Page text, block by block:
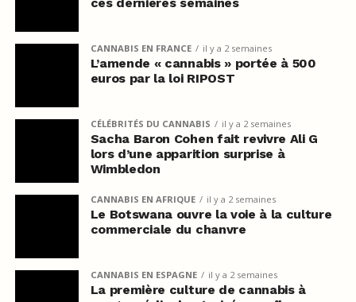
CANNABIS EN FRANCE il y a 2 semaines
L’amende « cannabis » portée à 500
euros par la loi RIPOST
CÉLÉBRITÉS DU CANNABIS il y a 2 semaines
Sacha Baron Cohen fait revivre Ali G
lors d’une apparition surprise à
Wimbledon
CANNABIS EN AFRIQUE il y a 2 semaines
Le Botswana ouvre la voie à la culture
commerciale du chanvre
CANNABIS EN ESPAGNE il y a 2 semaines
La première culture de cannabis à